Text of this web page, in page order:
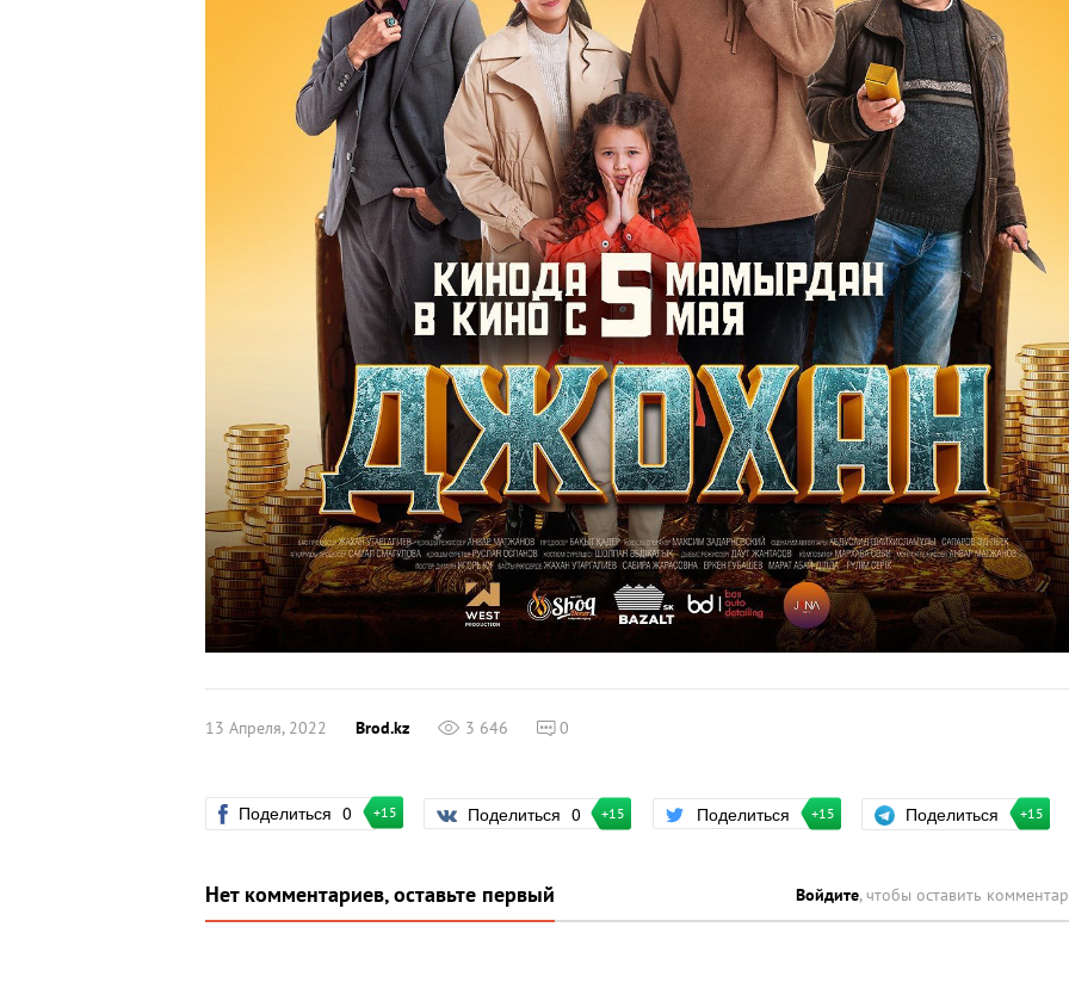
13 Апреля, 2022 Brod.kz 3 646 0
Поделиться 0 +15 Поделиться 0 +15 Поделиться +15 Поделиться +15
Нет комментариев, оставьте первый Войдите, чтобы оставить